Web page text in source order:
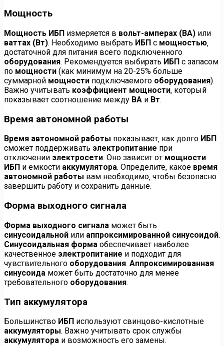
Мощность
Мощность ИБП измеряется в вольт-амперах (ВА) или
ваттах (Вт). Необходимо выбрать ИБП с мощностью‚
достаточной для питания всего подключенного
оборудования. Рекомендуется выбирать ИБП с запасом
по мощности (как минимум на 20-25% больше
суммарной мощности подключаемого оборудования).
Важно учитывать коэффициент мощности‚ который
показывает соотношение между ВА и Вт.
Время автономной работы
Время автономной работы показывает‚ как долго ИБП
сможет поддерживать электропитание при
отключении электросети. Оно зависит от мощности
ИБП и емкости аккумулятора. Определите‚ какое время
автономной работы вам необходимо‚ чтобы безопасно
завершить работу и сохранить данные.
Форма выходного сигнала
Форма выходного сигнала может быть
синусоидальной или аппроксимированной синусоидой.
Синусоидальная форма обеспечивает наиболее
качественное электропитание и подходит для
чувствительного оборудования. Аппроксимированная
синусоида может быть достаточно для менее
требовательного оборудования.
Тип аккумулятора
Большинство ИБП используют свинцово-кислотные
аккумуляторы. Важно учитывать срок службы
аккумулятора и возможность его замены.